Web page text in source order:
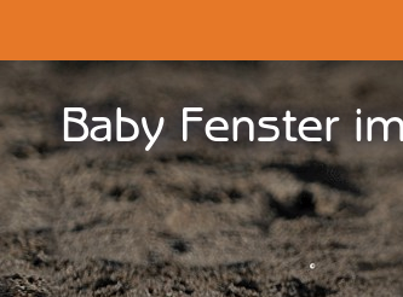
Baby Fenster